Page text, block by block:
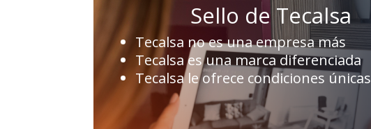
Sello de Tecalsa
Tecalsa no es una empresa más
Tecalsa es una marca diferenciada
Tecalsa le ofrece condiciones únicas